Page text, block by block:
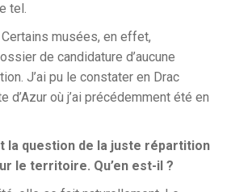
tel.
musées, en effet,
de candidature d’aucune
J’ai pu le constater en Drac
d’Azur où j’ai précédemment été en
la question de la juste répartition
le territoire. Qu’en est-il ?